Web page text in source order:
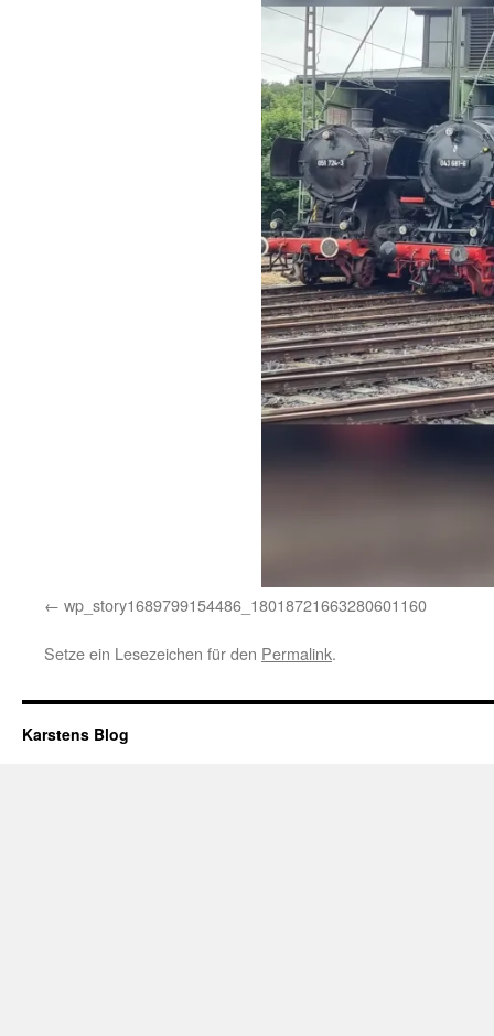
wp_story1689799154486_18018721663280601160
Setze ein Lesezeichen für den Permalink.
Karstens Blog